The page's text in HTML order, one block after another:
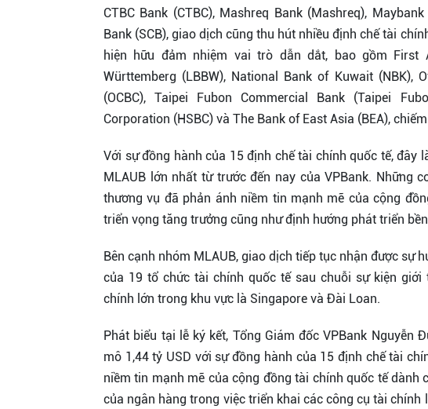
CTBC Bank (CTBC), Mashreq Bank (Mashreq),
Bank (SCB), giao dịch cũng thu hút nhiều định chế tài
hiện hữu đảm nhiệm vai trò dẫn dắt, bao gồm First
Württemberg (LBBW), National Bank of Kuwait (NBK),
(OCBC), Taipei Fubon Commercial Bank (Taipei
Corporation (HSBC) và The Bank of East Asia (BEA),
Với sự đồng hành của 15 định chế tài chính quốc tế, đây
MLAUB lớn nhất từ trước đến nay của VPBank. Những
thương vụ đã phản ánh niềm tin mạnh mẽ của cộng
triển vọng tăng trưởng cũng như định hướng phát triển
Bên cạnh nhóm MLAUB, giao dịch tiếp tục nhận được sự
của 19 tổ chức tài chính quốc tế sau chuỗi sự kiện
chính lớn trong khu vực là Singapore và Đài Loan.
Phát biểu tại lễ ký kết, Tổng Giám đốc VPBank Nguyễn
mô 1,44 tỷ USD với sự đồng hành của 15 định chế tài
niềm tin mạnh mẽ của cộng đồng tài chính quốc tế dành
của ngân hàng trong việc triển khai các công cụ tài chính